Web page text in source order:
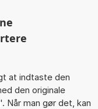
at indtaste den
den originale
Når man gør det, kan